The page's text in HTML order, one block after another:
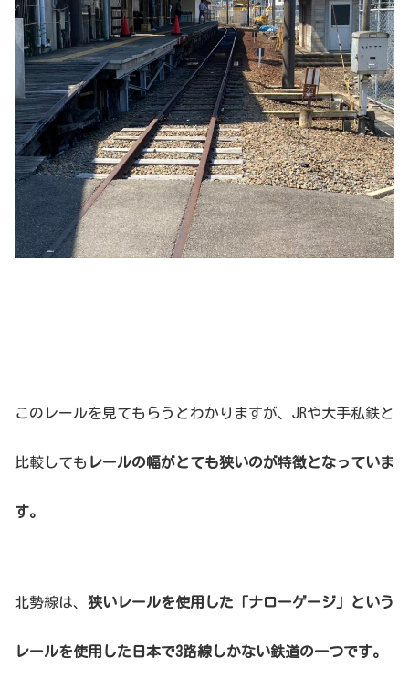
このレールを見てもらうとわかりますが、JRや大手私鉄と
比較しても レールの幅がとても狭いのが特徴となっていま
す。
北勢線は、 狭いレールを使用した「ナローゲージ」という
レールを使用した日本で3路線しかない鉄道の一つです。